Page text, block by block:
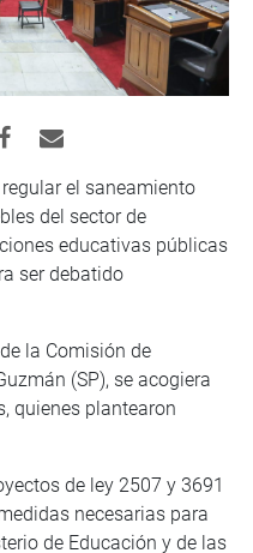
el saneamiento
del sector de
educativas públicas
ser debatido
la Comisión de
(SP), se acogiera
quienes plantearon
de ley 2507 y 3691
necesarias para
de Educación y de las